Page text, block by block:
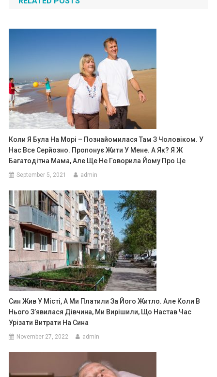
Коли Я Була На Морі – Познайомилася Там З Чоловіком. У
Нас Все Серйозно. Пропонує Жити У Мене. А Як? Я Ж
Багатодітна Мама, Але Ще Не Говорила Йому Про Це
September 5, 2021 admin
Син Жив У Місті, А Ми Платили За Його Житло. Але Коли В
Нього З’явилася Дівчина, Ми Вирішили, Що Настав Час
Урізати Витрати На Сина
November 27, 2022 admin